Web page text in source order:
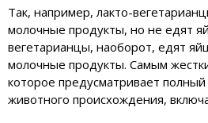
Так, например, лакто-
молочные продукты, но не едят
вегетарианцы, наоборот, едят
молочные продукты. Самым
которое предусматривает полный
животного происхождения,